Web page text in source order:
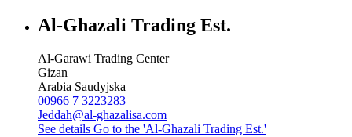
Al-Ghazali Trading Est.
Al-Garawi Trading Center
Gizan
Arabia Saudyjska
00966 7 3223283
Jeddah@al-ghazalisa.com
See details Go to the 'Al-Ghazali Trading Est.'